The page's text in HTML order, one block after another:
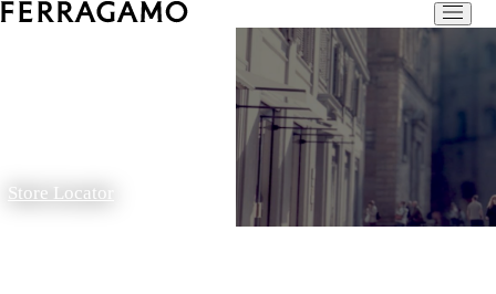
Store Locator